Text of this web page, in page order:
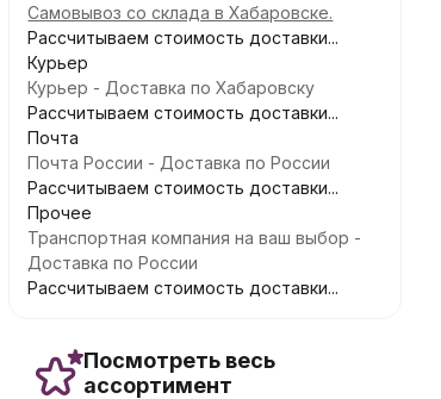
Самовывоз со склада в Хабаровске.
Рассчитываем стоимость доставки...
Курьер
Курьер - Доставка по Хабаровску
Рассчитываем стоимость доставки...
Почта
Почта России - Доставка по России
Рассчитываем стоимость доставки...
Прочее
Транспортная компания на ваш выбор -
Доставка по России
Рассчитываем стоимость доставки...
Посмотреть весь
ассортимент